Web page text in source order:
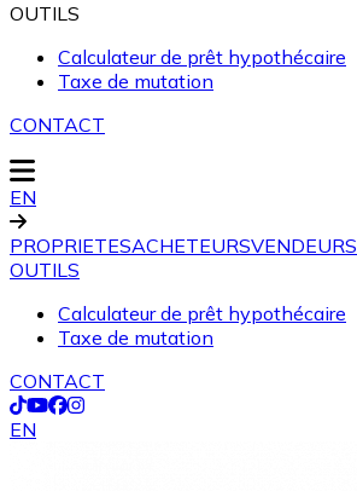
OUTILS
Calculateur de prêt hypothécaire
Taxe de mutation
CONTACT
EN
PROPRIETESACHETEURSVENDEURS
OUTILS
Calculateur de prêt hypothécaire
Taxe de mutation
CONTACT
EN